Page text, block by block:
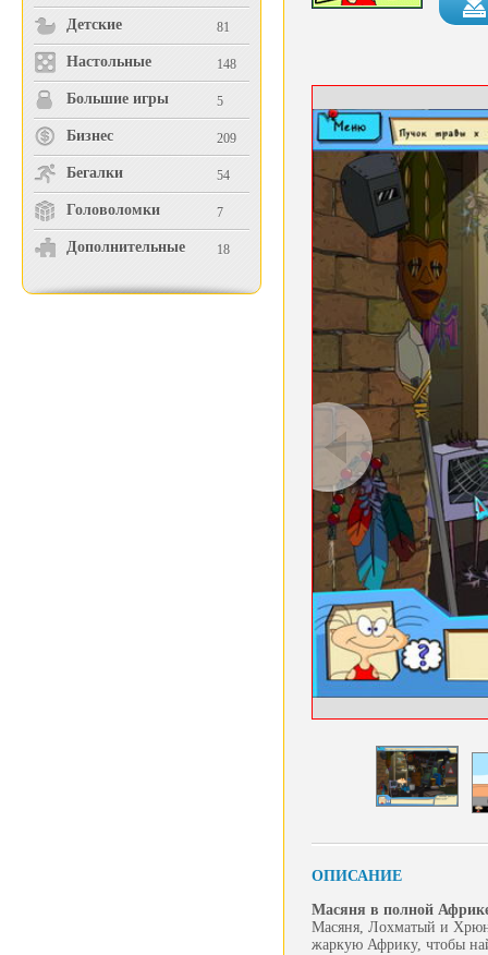
Детские 81
Настольные 148
Большие игры 5
Бизнес 209
Бегалки 54
Головоломки 7
Дополнительные 18
ОПИСАНИЕ
Масяня в полной
Масяня, Лохматый и
жаркую Африку, чтобы